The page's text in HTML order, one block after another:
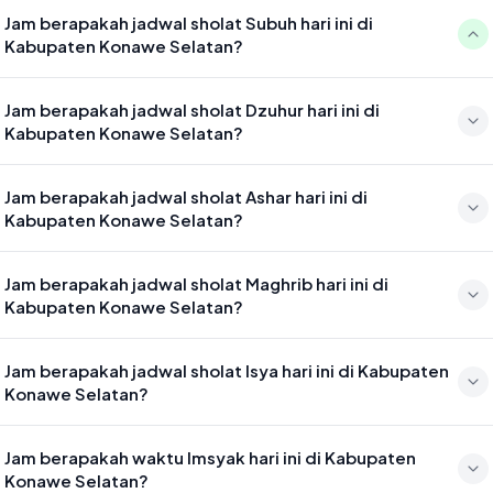
Jam berapakah jadwal sholat Subuh hari ini di
Kabupaten Konawe Selatan?
pada 04:41
Jam berapakah jadwal sholat Dzuhur hari ini di
Kabupaten Konawe Selatan?
pada 12:00
Jam berapakah jadwal sholat Ashar hari ini di
Kabupaten Konawe Selatan?
15:21
Jam berapakah jadwal sholat Maghrib hari ini di
Kabupaten Konawe Selatan?
pada 17:58
Jam berapakah jadwal sholat Isya hari ini di Kabupaten
Konawe Selatan?
19:09
Jam berapakah waktu Imsyak hari ini di Kabupaten
Konawe Selatan?